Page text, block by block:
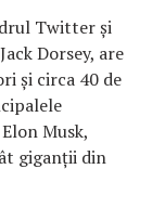
Twitter şi
Dorsey, are
şi circa 40 de
Musk,
giganţii din